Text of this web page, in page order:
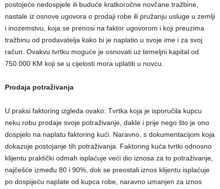
postojeće nedospjele ili buduće kratkoročne novčane tražbine,
nastale iz osnove ugovora o prodaji robe ili pružanju usluge u zemlji
i inozemstvu, koja se prenosi na faktor ugovorom i koji preuzima
tražbinu od prodavatelja kako bi je naplatio u svoje ime i za svoj
račun. Ovakvu tvrtku moguće je osnovati uz temeljni kapital od
750.000 KM koji se u cijelosti mora uplatiti u novcu.
Prodaja potraživanja
U praksi faktoring izgleda ovako: Tvrtka koja je isporučila kupcu
neku robu prodaje svoje potraživanje, dakle i prije nego što je ono
dospjelo na naplatu faktoring kući. Naravno, s dokumentacijom koja
dokazuje postojanje tih potraživanja. Faktoring kuća tvrtki odnosno
klijentu praktički odmah isplaćuje veći dio iznosa za to potraživanje,
najčešće između 80 i 90%, dok se preostali iznos klijentu isplaćuje
po dospijeću naplate od kupca robe, naravno umanjen za iznos